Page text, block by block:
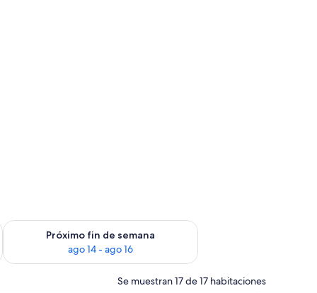
semana, ago 7 - ago 9
Próximo fin de semana
ago 14 - ago 16
Consulta la disponibilidad para el próximo fin de semana,
Se muestran 17 de 17 habitaciones